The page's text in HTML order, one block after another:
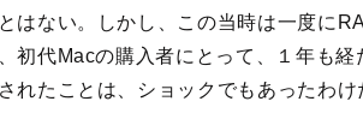
はない。しかし、この当時は一度に
初代Macの購入者にとって、１年も
れたことは、ショックでもあったわ